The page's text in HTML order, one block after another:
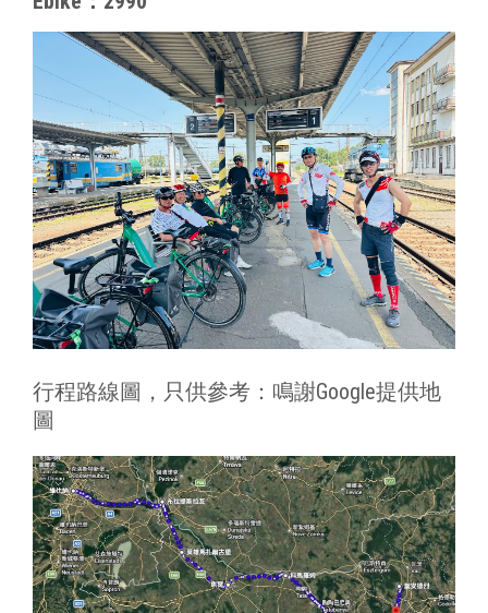
行程路線圖，只供參考：鳴謝Google提供地
圖